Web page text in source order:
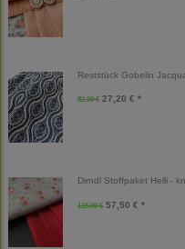
Reststück Gobelin
32,00 € 27,20 € *
Dirndl Stoffpaket Helli -
115,00 € 57,50 € *